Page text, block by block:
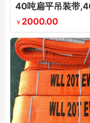
￥ 2000.00